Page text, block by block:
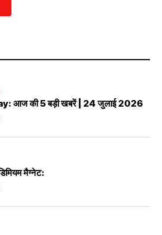
आज की 5 बड़ी खबरें | 24 जुलाई 2026
मैग्नेट: